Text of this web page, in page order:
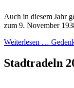
Auch in diesem Jahr
zum 9. November
Weiterlesen …
Stadtradeln